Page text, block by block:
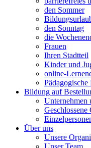
den Sommer
den Sonntag
die
Frauen
Ihren Stadtteil
Kinder und
online-
Pädagogische
Bildung auf
Unternehmen
Geschlossene
Über uns
Unsere
Unser Team